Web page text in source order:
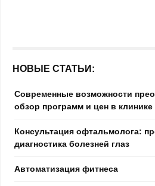
НОВЫЕ СТАТЬИ:
Современные возможности
обзор программ и цен в
Консультация офтальмолога:
диагностика болезней глаз
Автоматизация фитнеса